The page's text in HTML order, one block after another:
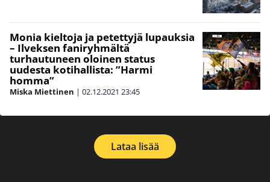
Monia kieltoja ja petettyjä lupauksia
– Ilveksen faniryhmältä
turhautuneen oloinen status
uudesta kotihallista: ”Harmi
homma”
Miska Miettinen | 02.12.2021 23:45
Lataa lisää